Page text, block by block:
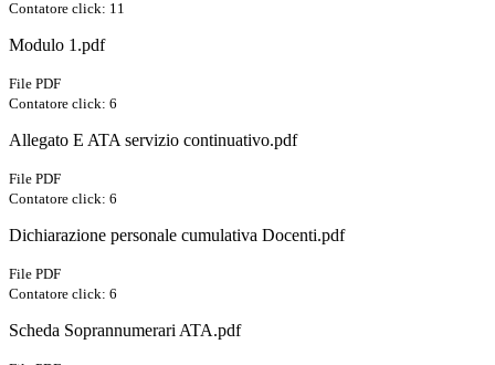
Contatore click: 11
Modulo 1.pdf
File PDF
Contatore click: 6
Allegato E ATA servizio continuativo.pdf
File PDF
Contatore click: 6
Dichiarazione personale cumulativa Docenti.pdf
File PDF
Contatore click: 6
Scheda Soprannumerari ATA.pdf